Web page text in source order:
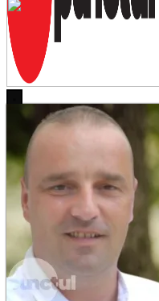
Punctul Negru
Anunturi
Despre noi
Publicitate
Contact